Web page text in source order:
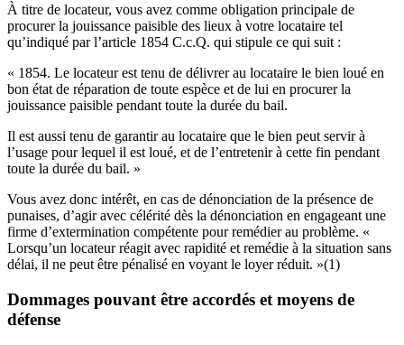
À titre de locateur, vous avez comme obligation principale de
procurer la jouissance paisible des lieux à votre locataire tel
qu’indiqué par l’article 1854 C.c.Q. qui stipule ce qui suit :
« 1854. Le locateur est tenu de délivrer au locataire le bien loué en
bon état de réparation de toute espèce et de lui en procurer la
jouissance paisible pendant toute la durée du bail.
Il est aussi tenu de garantir au locataire que le bien peut servir à
l’usage pour lequel il est loué, et de l’entretenir à cette fin pendant
toute la durée du bail. »
Vous avez donc intérêt, en cas de dénonciation de la présence de
punaises, d’agir avec célérité dès la dénonciation en engageant une
firme d’extermination compétente pour remédier au problème. «
Lorsqu’un locateur réagit avec rapidité et remédie à la situation sans
délai, il ne peut être pénalisé en voyant le loyer réduit. »(1)
Dommages pouvant être accordés et moyens de
défense